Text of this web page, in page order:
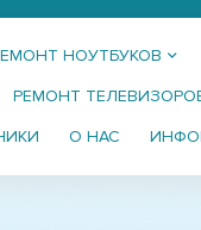
НОУТБУКОВ
РЕМОНТ
О НАС